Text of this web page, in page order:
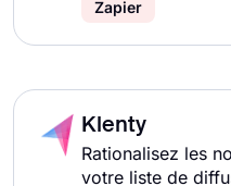
Zapier
Klenty
Rationalisez les
votre liste de